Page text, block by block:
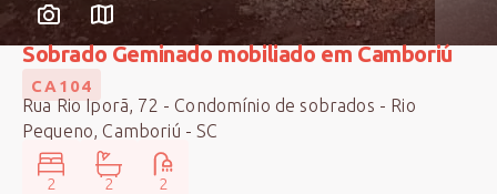
Sobrado Geminado mobiliado em Camboriú
CA104
Rua Rio Iporã, 72 - Condomínio de sobrados - Rio
Pequeno, Camboriú - SC
2 2
2